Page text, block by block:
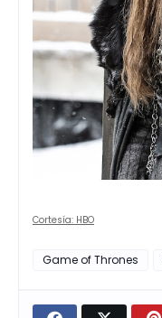
Cortesía: HBO
Game of Thrones